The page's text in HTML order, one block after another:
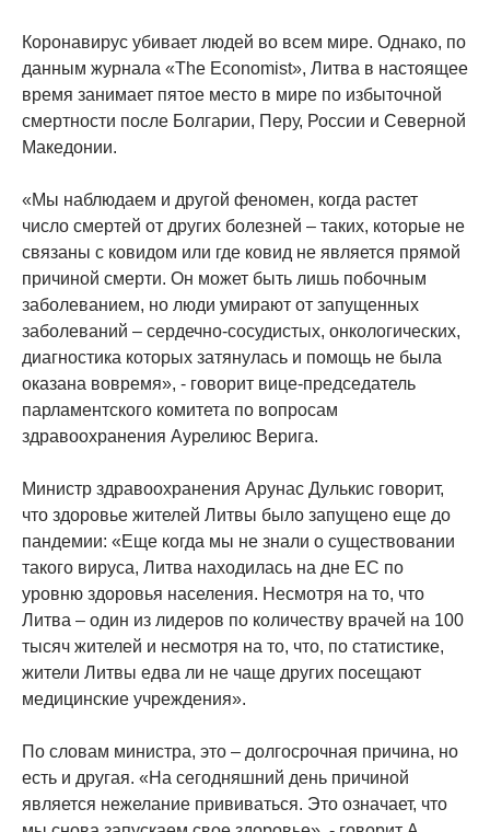
Коронавирус убивает людей во всем мире. Однако, по
данным журнала «The Economist», Литва в настоящее
время занимает пятое место в мире по избыточной
смертности после Болгарии, Перу, России и Северной
Македонии.
«Мы наблюдаем и другой феномен, когда растет
число смертей от других болезней – таких, которые не
связаны с ковидом или где ковид не является прямой
причиной смерти. Он может быть лишь побочным
заболеванием, но люди умирают от запущенных
заболеваний – сердечно-сосудистых, онкологических,
диагностика которых затянулась и помощь не была
оказана вовремя», - говорит вице-председатель
парламентского комитета по вопросам
здравоохранения Аурелиюс Верига.
Министр здравоохранения Арунас Дулькис говорит,
что здоровье жителей Литвы было запущено еще до
пандемии: «Еще когда мы не знали о существовании
такого вируса, Литва находилась на дне ЕС по
уровню здоровья населения. Несмотря на то, что
Литва – один из лидеров по количеству врачей на 100
тысяч жителей и несмотря на то, что, по статистике,
жители Литвы едва ли не чаще других посещают
медицинские учреждения».
По словам министра, это – долгосрочная причина, но
есть и другая. «На сегодняшний день причиной
является нежелание прививаться. Это означает, что